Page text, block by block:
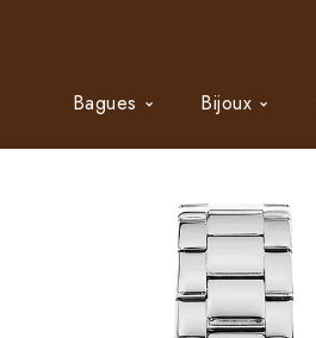
Bagues Bijoux